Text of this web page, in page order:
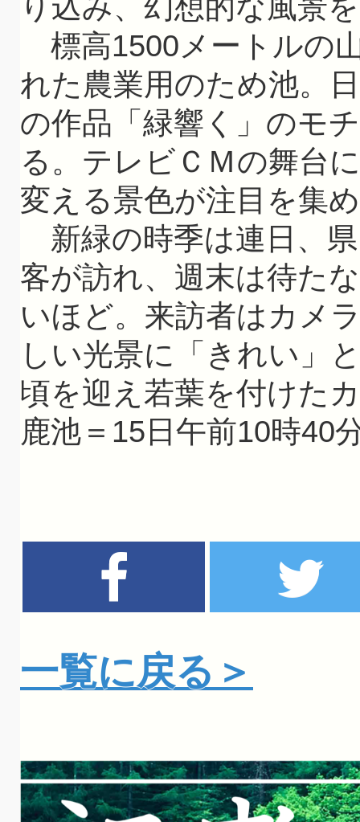
り込み、幻想的な風景
標高1500メートルの
れた農業用のため池。
の作品「緑響く」のモ
る。テレビＣＭの舞台
変える景色が注目を集
新緑の時季は連日、
客が訪れ、週末は待た
いほど。来訪者はカメ
しい光景に「きれい」
頃を迎え若葉を付けた
鹿池＝15日午前10時40
一覧に戻る＞